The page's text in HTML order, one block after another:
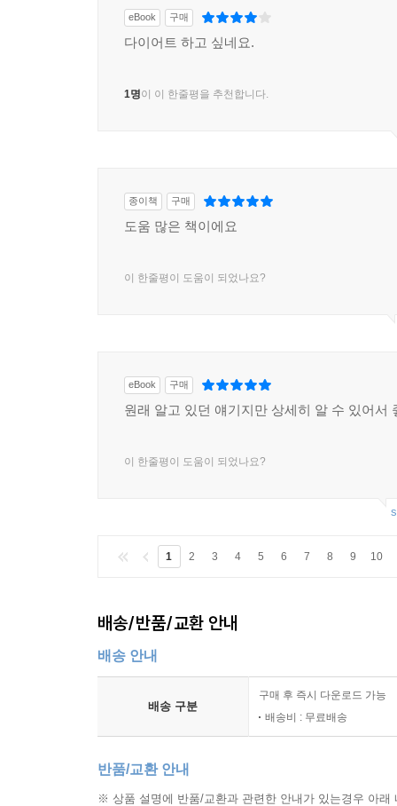
eBook 구매
다이어트 하고 싶네요.
1명이 이 한줄평을 추천합니다.
종이책 구매
도움 많은 책이에요
이 한줄평이 도움이 되었나요?
eBook 구매
원래 알고 있던 얘기지만 상세히 알 수 있어서
이 한줄평이 도움이 되었나요?
1 2 3 4 5 6 7 8 9 10
배송/반품/교환 안내
배송 안내
배송 구분
구매 후 즉시 다운로드 가능
배송비 : 무료배송
반품/교환 안내
※ 상품 설명에 반품/교환과 관련한 안내가 있는경우 아